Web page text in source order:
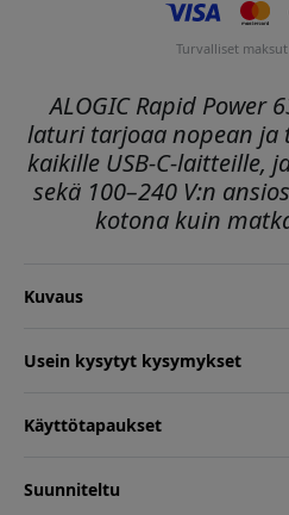
Turvalliset
ALOGIC Rapid Power
laturi tarjoaa nopean ja
kaikille USB-C-laitteille,
sekä 100–240 V:n
kotona kuin
Kuvaus
Usein kysytyt kysymykset
Käyttötapaukset
Suunniteltu